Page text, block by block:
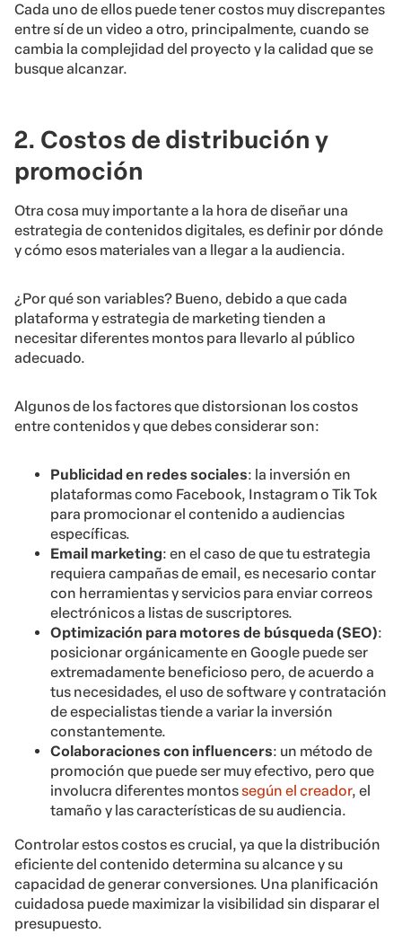
Cada uno de ellos puede tener costos muy discrepantes
entre sí de un video a otro, principalmente, cuando se
cambia la complejidad del proyecto y la calidad que se
busque alcanzar.
2. Costos de distribución y
promoción
Otra cosa muy importante a la hora de diseñar una
estrategia de contenidos digitales, es definir por dónde
y cómo esos materiales van a llegar a la audiencia.
¿Por qué son variables? Bueno, debido a que cada
plataforma y estrategia de marketing tienden a
necesitar diferentes montos para llevarlo al público
adecuado.
Algunos de los factores que distorsionan los costos
entre contenidos y que debes considerar son:
Publicidad en redes sociales: la inversión en
plataformas como Facebook, Instagram o Tik Tok
para promocionar el contenido a audiencias
específicas.
Email marketing: en el caso de que tu estrategia
requiera campañas de email, es necesario contar
con herramientas y servicios para enviar correos
electrónicos a listas de suscriptores.
Optimización para motores de búsqueda (SEO):
posicionar orgánicamente en Google puede ser
extremadamente beneficioso pero, de acuerdo a
tus necesidades, el uso de software y contratación
de especialistas tiende a variar la inversión
constantemente.
Colaboraciones con influencers: un método de
promoción que puede ser muy efectivo, pero que
involucra diferentes montossegún el creador, el
tamaño y las características de su audiencia.
Controlar estos costos es crucial, ya que la distribución
eficiente del contenido determina su alcance y su
capacidad de generar conversiones. Una planificación
cuidadosa puede maximizar la visibilidad sin disparar el
presupuesto.